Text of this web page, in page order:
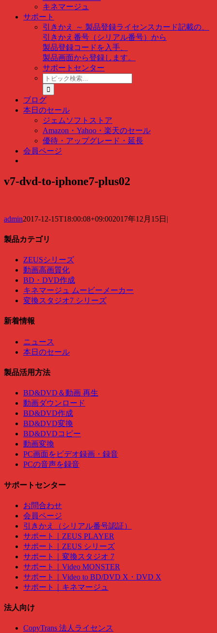
キネマージュ
サポート
引きかえ ～ 製品登録ライセンスカード記載の、
引きかえ番号（シリアル番号）から
製品登録コードを入手、
製品画面から登録します。
サポートセンター
ト
ピ
ッ
ク
検
索
…
ブログ
本日のセール
ジェムソフトストア
Amazon・Yahoo・楽天のセール
優待・アップグレード・延長
会員ページ
v7-dvd-to-iphone7-plus02
admin2017-12-15T18:00:08+09:002017年12月15日 |
製品カテゴリ
ZEUSシリーズ
動画高画質化
BD・DVD作成
キネマージュ ムービーメーカー
変換スタジオ7 シリーズ
新着情報
ニュース
本日のセール
製品活用方法
BD&DVD＆動画 再生
動画ダウンロード
BD&DVD作成
BD&DVD変換
BD&DVDコピー
動画変換
PC画面をビデオ録画・録音
PCの音声を録音
サポートセンター
お問合わせ
会員ページ
引きかえ（シリアル番号認証）
サポート｜ZEUS PLAYER
サポート｜ZEUS シリーズ
サポート｜変換スタジオ 7
サポート｜Video MONSTER
サポート｜Video to BD/DVD X・DVD X
サポート｜キネマージュ
法人向け
CopyTrans 法人ライセンス